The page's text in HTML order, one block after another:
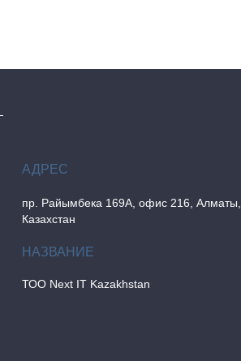
пр. Райымбека 169А, офис 216, Алматы,
Казахстан
ТОО Next IT Kazakhstan